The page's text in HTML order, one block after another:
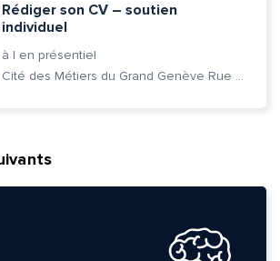
Rédiger son CV – soutien
individuel
à | en présentiel
Cité des Métiers du Grand Genève Rue Prévost-Martin 6 1205 Genève